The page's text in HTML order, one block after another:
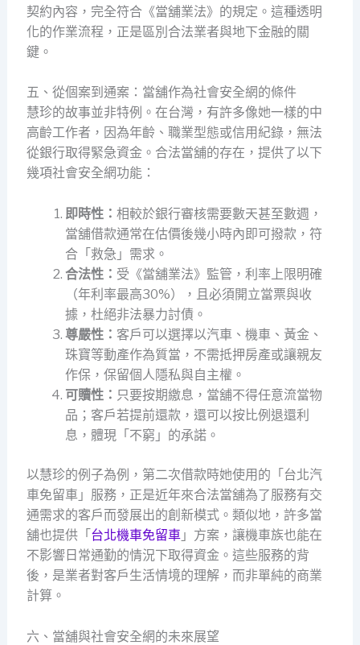
契約內容，完全符合《當舖業法》的規定。這種透明
化的作業流程，正是區別合法業者與地下金融的關
鍵。
五、從個案到通案：當舖作為社會安全網的條件
慧珍的故事並非特例。在台灣，有許多像她一樣的中
高齡工作者，因為年齡、職業型態或信用紀錄，無法
從銀行取得緊急資金。合法當舖的存在，提供了以下
幾項社會安全網功能：
即時性： 相較於銀行審核需要數天甚至數週，
當舖借款通常在估價後幾小時內即可撥款，符
合「救急」需求。
合法性： 受《當舖業法》監管，利率上限明確
（年利率最高30%），且必須開立當票與收
據，杜絕非法暴力討債。
尊嚴性： 客戶可以選擇以汽車、機車、黃金、
珠寶等動產作為質當，不需抵押房產或讓親友
作保，保留個人隱私與自主權。
可贖性： 只要按期繳息，當舖不得任意流當物
品；客戶若提前還款，還可以按比例退還利
息，體現「不窮」的承諾。
以慧珍的例子為例，第二次借款時她使用的「台北汽
車免留車」服務，正是近年來合法當舖為了服務有交
通需求的客戶而發展出的創新模式。類似地，許多當
舖也提供「 台北機車免留車」方案，讓機車族也能在
不影響日常通勤的情況下取得資金。這些服務的背
後，是業者對客戶生活情境的理解，而非單純的商業
計算。
六、當舖與社會安全網的未來展望